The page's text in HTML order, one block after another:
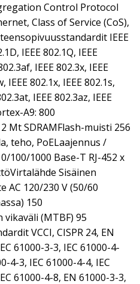
Control Protocol
Class of Service (CoS),
IEEE
IEEE 802.1Q, IEEE
IEEE 802.3x, IEEE
IEEE 802.1x, IEEE 802.1s,
IEEE 802.3az, IEEE
A9: 800
Mt SDRAMFlash-muisti 256
teho, PoELaajennus /
100/1000 Base-T RJ-452 x
Sisäinen
AC 120/230 V (50/60
150
(MTBF) 95
VCCI, CISPR 24, EN
61000-3-3, IEC 61000-4-
4-3, IEC 61000-4-4, IEC
61000-4-8, EN 61000-3-3,